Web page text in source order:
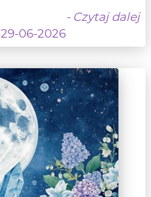
- Czytaj dalej
29-06-2026